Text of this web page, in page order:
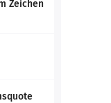
Zeichen